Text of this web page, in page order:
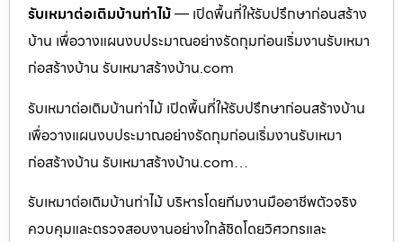
รับเหมาต่อเติมบ้านท่าไม้— เปิดพื้นที่ให้รับปรึกษาก่อนสร้าง
บ้าน เพื่อวางแผนงบประมาณอย่างรัดกุมก่อนเริ่มงานรับเหมา
ก่อสร้างบ้าน รับเหมาสร้างบ้าน.com
รับเหมาต่อเติมบ้านท่าไม้ เปิดพื้นที่ให้รับปรึกษาก่อนสร้างบ้าน
เพื่อวางแผนงบประมาณอย่างรัดกุมก่อนเริ่มงานรับเหมา
ก่อสร้างบ้าน รับเหมาสร้างบ้าน.com…
รับเหมาต่อเติมบ้านท่าไม้ บริหารโดยทีมงานมืออาชีพตัวจริง
ควบคุมและตรวจสอบงานอย่างใกล้ชิดโดยวิศวกรและ